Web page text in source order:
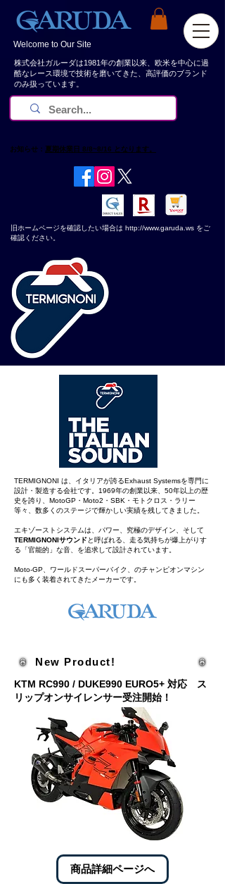
Welcome to Our Site
株式会社ガルーダは1981年の創業以来、欧米を中心に過
酷なレース環境で技術を磨いてきた、高評価のブランド
のみ扱っています。
お知らせ： 夏期休業日 8/8~8/16 となります。
​旧ホームページを確認したい場合は http://www.garuda.ws をご
確認ください。
TERMIGNONI は、イタリアが誇るExhaust Systemsを専門に
設計・製造する会社です。1969年の創業以来、50年以上の歴
史を誇り、MotoGP・Moto2・SBK・モトクロス・ラリー
等々、数多くのステージで輝かしい実績を残してきました。
エキゾーストシステムは、パワー、究極のデザイン、そして
TERMIGNONIサウンド と呼ばれる、走る気持ちが爆上がりす
る「官能的」な音、を追求して設計されています。
​Moto-GP、 ワールドスーパーバイク、のチャンピオンマシン
にも多く装着されてきたメーカーです。
New Product!
KTM RC990 / DUKE990 EURO5+ 対応 ス
リップオンサイレンサー受注開始！
商品詳細ページへ